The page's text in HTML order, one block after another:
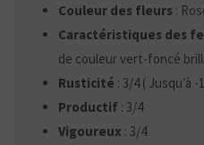
Couleur des fleurs :
Caractéristiques des
de couleur vert-foncé
Rusticité : 3/4 ( Jusqu’à -
Productif : 3/4
Vigoureux : 3/4